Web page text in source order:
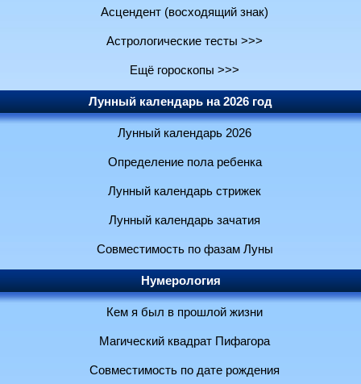
Асцендент (восходящий знак)
Астрологические тесты >>>
Ещё гороскопы >>>
Лунный календарь на 2026 год
Лунный календарь 2026
Определение пола ребенка
Лунный календарь стрижек
Лунный календарь зачатия
Совместимость по фазам Луны
Нумерология
Кем я был в прошлой жизни
Магический квадрат Пифагора
Совместимость по дате рождения